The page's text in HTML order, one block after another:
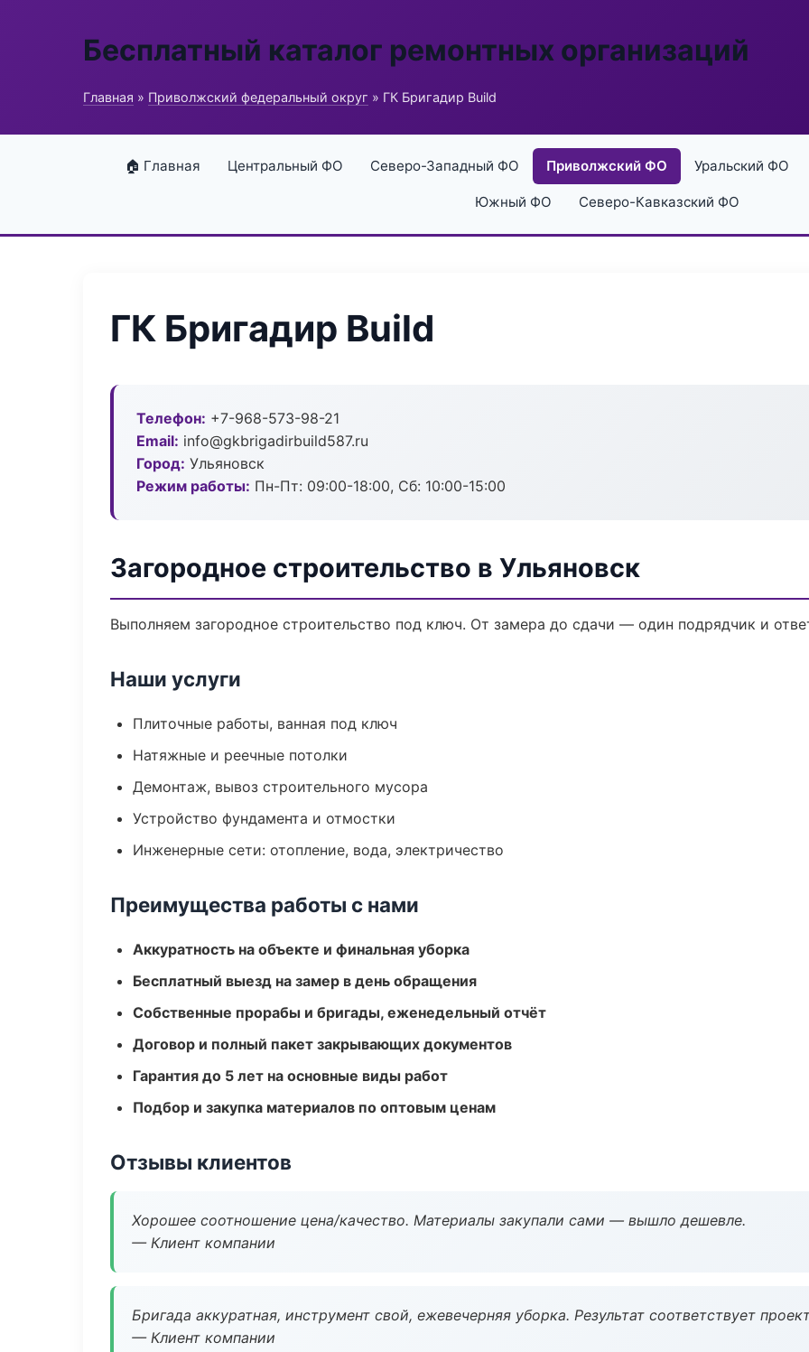
Бесплатный каталог ремонтных организаций
Главная » Приволжский федеральный округ » ГК Бригадир Build
🏠 Главная Центральный ФО Северо-Западный ФО Приволжский ФО Уральский ФО
Южный ФО Северо-Кавказский ФО
ГК Бригадир Build
Телефон: +7-968-573-98-21
Email: info@gkbrigadirbuild587.ru
Город: Ульяновск
Режим работы: Пн-Пт: 09:00-18:00, Сб: 10:00-15:00
Загородное строительство в Ульяновск
Выполняем загородное строительство под ключ. От замера до сдачи — один подрядчик и
Наши услуги
Плиточные работы, ванная под ключ
Натяжные и реечные потолки
Демонтаж, вывоз строительного мусора
Устройство фундамента и отмостки
Инженерные сети: отопление, вода, электричество
Преимущества работы с нами
Аккуратность на объекте и финальная уборка
Бесплатный выезд на замер в день обращения
Собственные прорабы и бригады, еженедельный отчёт
Договор и полный пакет закрывающих документов
Гарантия до 5 лет на основные виды работ
Подбор и закупка материалов по оптовым ценам
Отзывы клиентов
Хорошее соотношение цена/качество. Материалы закупали сами — вышло дешевле.
— Клиент компании
Бригада аккуратная, инструмент свой, ежевечерняя уборка. Результат соответствует
— Клиент компании